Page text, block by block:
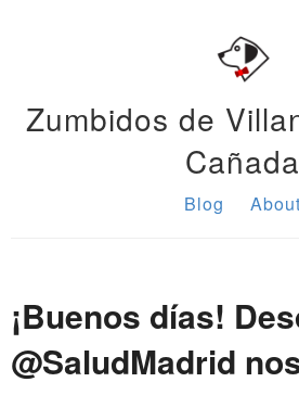
Zumbidos de
Cañada
Blog About
¡Buenos días!
@SaludMadrid